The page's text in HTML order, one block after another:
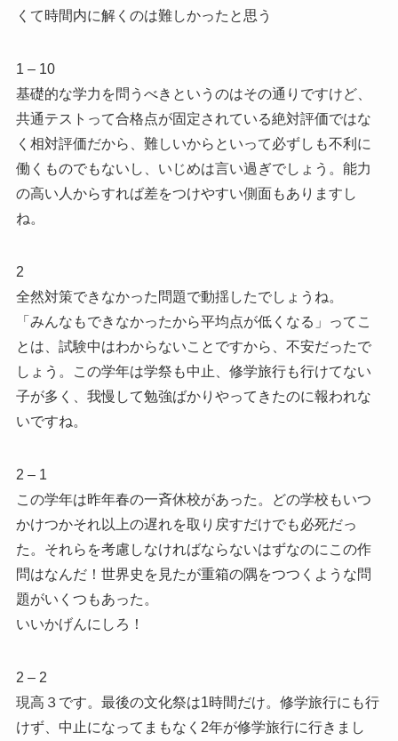
くて時間内に解くのは難しかったと思う
1 – 10
基礎的な学力を問うべきというのはその通りですけど、
共通テストって合格点が固定されている絶対評価ではな
く相対評価だから、難しいからといって必ずしも不利に
働くものでもないし、いじめは言い過ぎでしょう。能力
の高い人からすれば差をつけやすい側面もありますし
ね。
2
全然対策できなかった問題で動揺したでしょうね。
「みんなもできなかったから平均点が低くなる」ってこ
とは、試験中はわからないことですから、不安だったで
しょう。この学年は学祭も中止、修学旅行も行けてない
子が多く、我慢して勉強ばかりやってきたのに報われな
いですね。
2 – 1
この学年は昨年春の一斉休校があった。どの学校もいつ
かけつかそれ以上の遅れを取り戻すだけでも必死だっ
た。それらを考慮しなければならないはずなのにこの作
問はなんだ！世界史を見たが重箱の隅をつつくような問
題がいくつもあった。
いいかげんにしろ！
2 – 2
現高３です。最後の文化祭は1時間だけ。修学旅行にも行
けず、中止になってまもなく2年が修学旅行に行きまし